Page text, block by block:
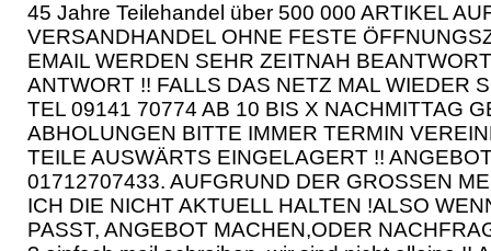
45 Jahre Teilehandel über 500 000 ARTIKEL
VERSANDHANDEL OHNE FESTE
EMAIL WERDEN SEHR ZEITNAH
ANTWORT !! FALLS DAS NETZ MAL WIEDER
TEL 09141 70774 AB 10 BIS X NACHMITTAG
ABHOLUNGEN BITTE IMMER TERMIN
TEILE AUSWÄRTS EINGELAGERT !!
01712707433. AUFGRUND DER GROSSEN
ICH DIE NICHT AKTUELL HALTEN !ALSO
PASST, ANGEBOT MACHEN,ODER